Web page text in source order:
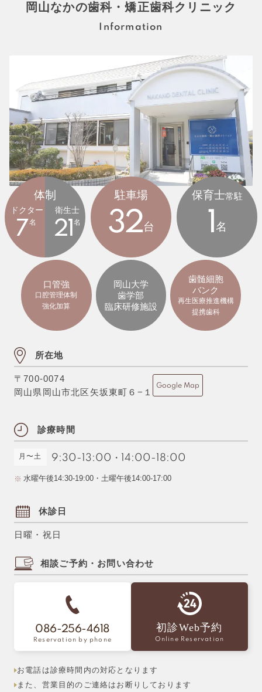
岡山なかの歯科・矯正歯科クリニック
Information
体制
ドクター
7 名
衛生士
21名
駐車場
32台
保育士常駐
1名
口管強
口腔管理体制
強化加算
岡山大学
歯学部
臨床研修施設
歯髄細胞
バンク
再生医療推進機構
提携歯科
所在地
〒700-0074
岡山県岡山市北区矢坂東町６−１
Google Map
診療時間
月〜土 9:30-13:00 ・ 14:00-18:00
水曜午後14:30-19:00・土曜午後14:00-17:00
休診日
日曜・祝日
相談ご予約・お問い合わせ
086-256-4618
Reservation by phone
初診Web予約
Online Reservation
お電話は診療時間内の対応となります
また、営業目的のご連絡はお断りしております